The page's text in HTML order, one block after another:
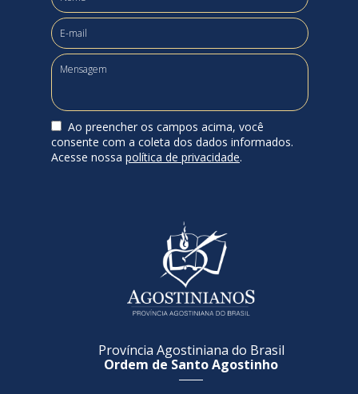
Ao preencher os campos acima, você
consente com a coleta dos dados informados.
Acesse nossa política de privacidade.
Província Agostiniana do Brasil
Ordem de Santo Agostinho